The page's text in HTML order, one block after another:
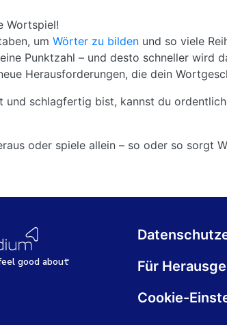
Wortspiel!
um Wörter zu bilden und so viele
Punktzahl – und desto schneller wird
Herausforderungen, die dein
und schlagfertig bist, kannst du
oder spiele allein – so oder so sorgt
eel good about
Für
Cookie-